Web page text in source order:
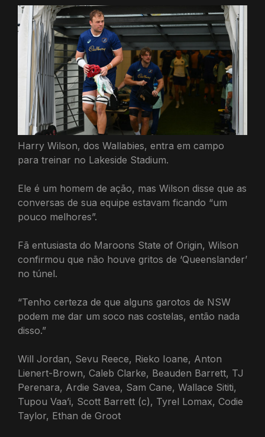
Harry Wilson, dos Wallabies, entra em campo
para treinar no Lakeside Stadium.
Ele é um homem de ação, mas Wilson disse que as
conversas de sua equipe estavam ficando “um
pouco melhores”.
Fã entusiasta do Maroons State of Origin, Wilson
confirmou que não houve gritos de ‘Queenslander’
no túnel.
“Tenho certeza de que alguns garotos de NSW
podem me dar um soco nas costelas, então nada
disso.”
Will Jordan, Sevu Reece, Rieko Ioane, Anton
Lienert-Brown, Caleb Clarke, Beauden Barrett, TJ
Perenara, Ardie Savea, Sam Cane, Wallace Sititi,
Tupou Vaa’i, Scott Barrett (c), Tyrel Lomax, Codie
Taylor, Ethan de Groot